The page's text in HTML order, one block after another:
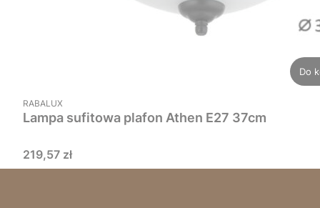
Do
PRODUCENT
RABALUX
Lampa sufitowa plafon Athen E27 37cm
Cena
219,57 zł